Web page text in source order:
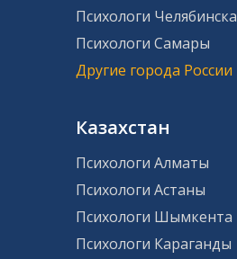
Психологи Челябинска
Психологи Самары
Другие города России
Казахстан
Психологи Алматы
Психологи Астаны
Психологи Шымкента
Психологи Караганды